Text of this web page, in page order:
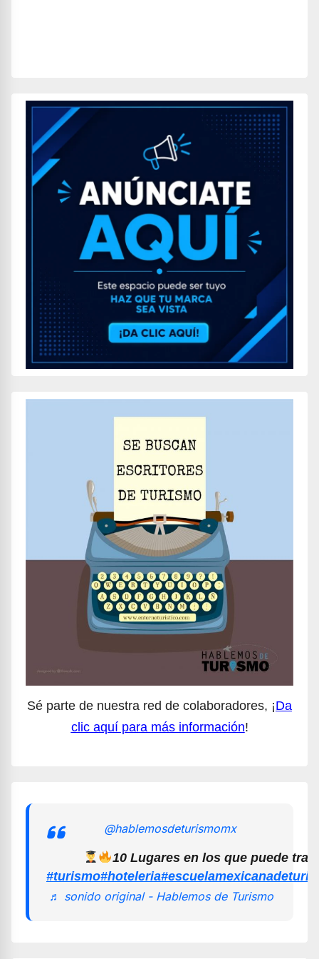
Sé parte de nuestra red de colaboradores, ¡Da
clic aquí para más información!
@hablemosdeturismomx
10 Lugares en los que puede
#turismo#hoteleria
♬ sonido original - Hablemos de Turismo